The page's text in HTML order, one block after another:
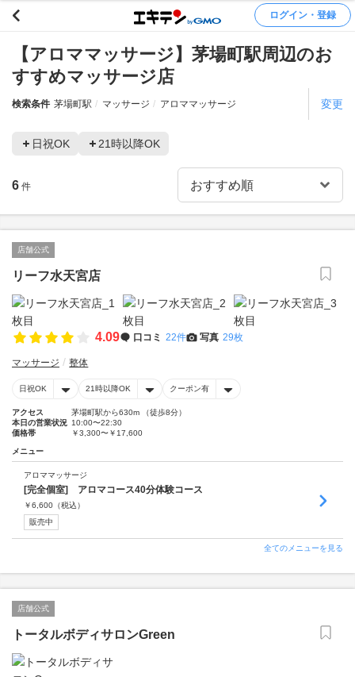
ログイン・登録
【アロママッサージ】茅場町駅周辺のお
すすめマッサージ店
検索条件 茅場町駅 マッサージ アロママッサージ 変更
日祝OK 21時以降OK
6 件
店舗公式
リーフ水天宮店
4.09 口コミ 22件 写真 29枚
マッサージ 整体
日祝OK 21時以降OK クーポン有
アクセス
茅場町駅から630m （徒歩8分）
本日の営業状況 10:00〜22:30
価格帯
￥3,300〜￥17,600
メニュー
アロママッサージ
[完全個室] アロマコース40分体験コース
￥6,600 （税込）
販売中
全てのメニューを見る
店舗公式
トータルボディサロンGreen